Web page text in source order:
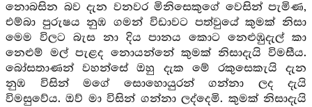
නොබසින බව දැන වනවර මිනිසෙකුගේ වෙසින් පැමිණ,
එම්බා පුරුෂය නුඹ ගමන් විඩාවට පත්වුයේ කුමක් නිසා
මෙම විලට බැස නා දිය පානය කොට නෙළුඹුදැල් කා
නෙළුම් මල් පැළද නොයන්නේ කුමක් නිසාදැයි විමසීය.
බෝසතාණන් වහන්සේ ඔහු දැක මේ රකුසෙකැයි දැන
නුඹ විසින් මගේ සොහොයුරන් ගන්නා ලද දැයි
විමසුවේය. ඔව් මා විසින් ගන්නා ලද්දෙමි. කුමක් නිසාදැයි